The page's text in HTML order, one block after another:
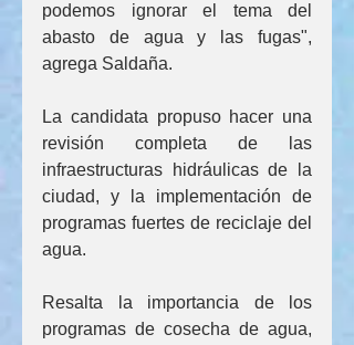
podemos ignorar el tema del
abasto de agua y las fugas",
agrega Saldaña.
La candidata propuso hacer una
revisión completa de las
infraestructuras hidráulicas de la
ciudad, y la implementación de
programas fuertes de reciclaje del
agua.
Resalta la importancia de los
programas de cosecha de agua,